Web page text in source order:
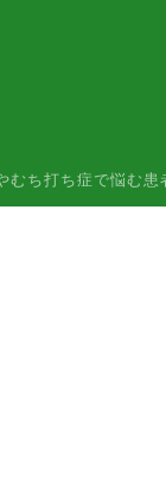
むち打ち症で悩